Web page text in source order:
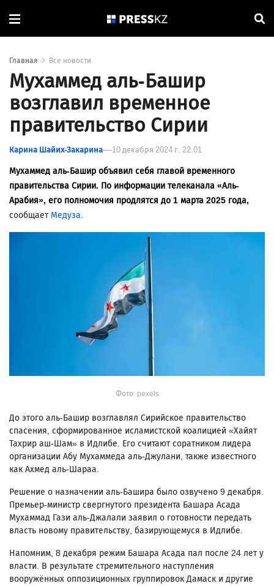
Главная Все новости
Мухаммед аль-Башир
возглавил временное
правительство Сирии
Карина Шайих-Закарина 10 декабря 2024 г. 22:01
Мухаммед аль-Башир объявил себя главой временного
правительства Сирии. По информации телеканала «Аль-
Арабия», его полномочия продлятся до 1 марта 2025 года,
сообщает Медуза.
Фото: pexels
До этого аль-Башир возглавлял Сирийское правительство
спасения, сформированное исламистской коалицией «Хайят
Тахрир аш-Шам» в Идлибе. Его считают соратником лидера
организации Абу Мухаммеда аль-Джулани, также известного
как Ахмед аль-Шараа.
Решение о назначении аль-Башира было озвучено 9 декабря.
Премьер-министр свергнутого президента Башара Асада
Мухаммад Гази аль-Джалали заявил о готовности передать
власть новому правительству, базирующемуся в Идлибе.
Напомним, 8 декабря режим Башара Асада пал после 24 лет у
власти. В результате стремительного наступления
вооружённых оппозиционных группировок Дамаск и другие